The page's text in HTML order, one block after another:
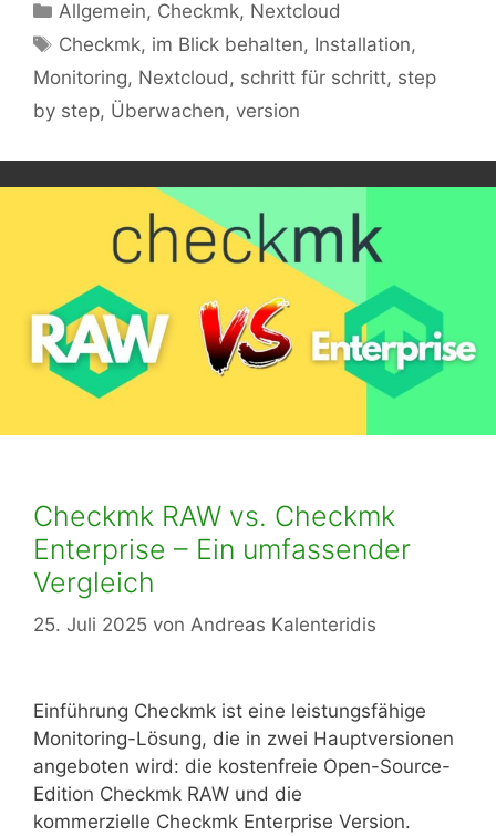
Kategorien
Allgemein, Checkmk, Nextcloud
Schlagwörter
Checkmk, im Blick behalten, Installation,
Monitoring, Nextcloud , schritt für schritt, step
by step, Überwachen, version
Checkmk RAW vs. Checkmk
Enterprise – Ein umfassender
Vergleich
25. Juli 2025 von Andreas Kalenteridis
Einführung Checkmk ist eine leistungsfähige
Monitoring-Lösung, die in zwei Hauptversionen
angeboten wird: die kostenfreie Open-Source-
Edition Checkmk RAW und die
kommerzielle Checkmk Enterprise Version.